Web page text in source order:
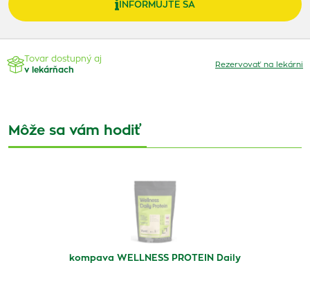
INFORMUJTE SA
Tovar dostupný aj
v lekárňach
Rezervovať na lekárni
Môže sa vám hodiť
kompava WELLNESS PROTEIN Daily